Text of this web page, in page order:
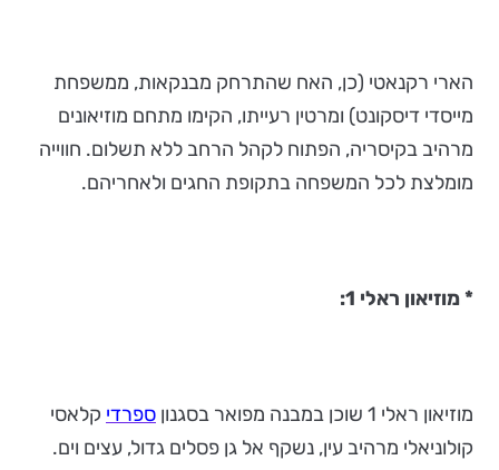
הארי רקנאטי (כן, האח שהתרחק מבנקאות, ממשפחת
מייסדי דיסקונט) ומרטין רעייתו, הקימו מתחם מוזיאונים
מרהיב בקיסריה, הפתוח לקהל הרחב ללא תשלום. חווייה
מומלצת לכל המשפחה בתקופת החגים ולאחריהם.
* מוזיאון ראלי 1:
מוזיאון ראלי 1 שוכן במבנה מפואר בסגנון ספרדי קלאסי
קולוניאלי מרהיב עין, נשקף אל גן פסלים גדול, עצים וים.